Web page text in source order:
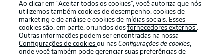
Oferecido por
Ao clicar em “Aceitar todos os cookies”, você autoriza que nós
utilizemos também cookies de desempenho, cookies de
marketing e de análise e cookies de mídias sociais. Esses
cookies são, em parte, oriundos dosfornecedores externos .
Outras informações podem ser encontradas na nossa
Configurações de cookiesou nasConfigurações de cookies,
onde você também pode gerenciar suas preferências de